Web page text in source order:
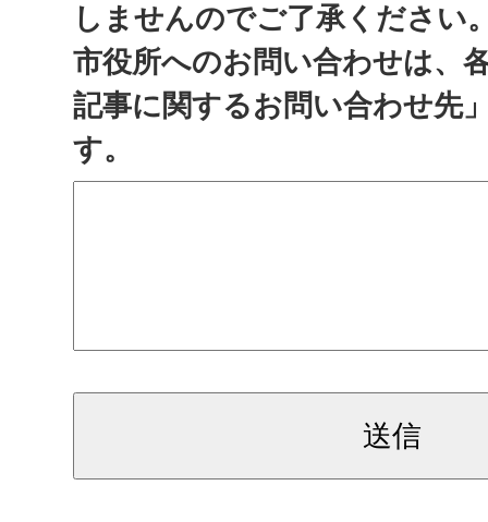
しませんのでご了承ください
市役所へのお問い合わせは、
記事に関するお問い合わせ先
す。